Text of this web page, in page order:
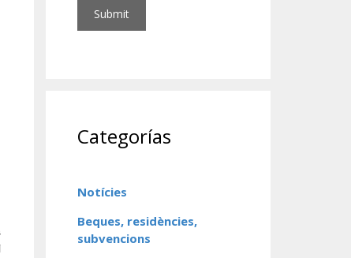
Categorías
Notícies
Beques, residències,
subvencions